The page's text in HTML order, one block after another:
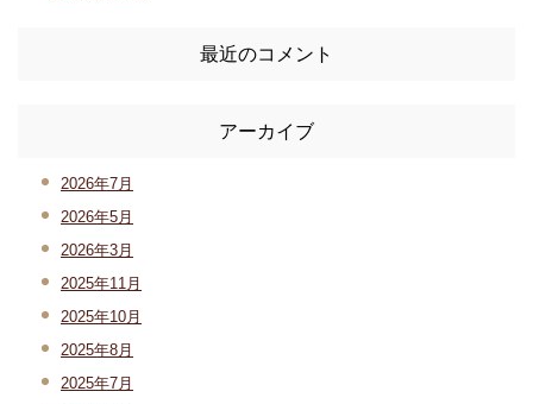
最近のコメント
アーカイブ
2026年7月
2026年5月
2026年3月
2025年11月
2025年10月
2025年8月
2025年7月